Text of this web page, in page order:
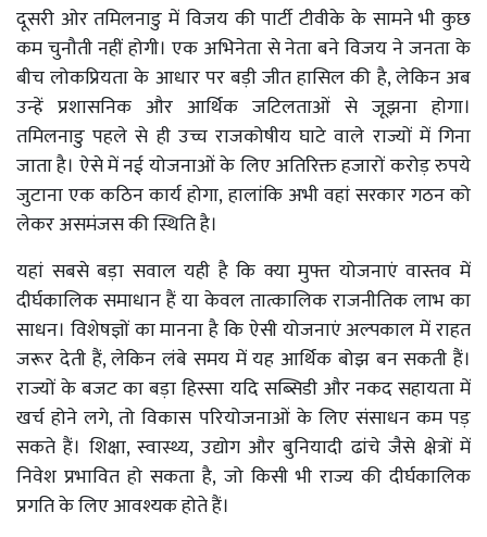
दूसरी ओर तमिलनाडु में विजय की पार्टी टीवीके के सामने भी कुछ
कम चुनौती नहीं होगी। एक अभिनेता से नेता बने विजय ने जनता के
बीच लोकप्रियता के आधार पर बड़ी जीत हासिल की है, लेकिन अब
उन्हें प्रशासनिक और आर्थिक जटिलताओं से जूझना होगा।
तमिलनाडु पहले से ही उच्च राजकोषीय घाटे वाले राज्यों में गिना
जाता है। ऐसे में नई योजनाओं के लिए अतिरिक्त हजारों करोड़ रुपये
जुटाना एक कठिन कार्य होगा, हालांकि अभी वहां सरकार गठन को
लेकर असमंजस की स्थिति है।
यहां सबसे बड़ा सवाल यही है कि क्या मुफ्त योजनाएं वास्तव में
दीर्घकालिक समाधान हैं या केवल तात्कालिक राजनीतिक लाभ का
साधन। विशेषज्ञों का मानना है कि ऐसी योजनाएं अल्पकाल में राहत
जरूर देती हैं, लेकिन लंबे समय में यह आर्थिक बोझ बन सकती हैं।
राज्यों के बजट का बड़ा हिस्सा यदि सब्सिडी और नकद सहायता में
खर्च होने लगे, तो विकास परियोजनाओं के लिए संसाधन कम पड़
सकते हैं। शिक्षा, स्वास्थ्य, उद्योग और बुनियादी ढांचे जैसे क्षेत्रों में
निवेश प्रभावित हो सकता है, जो किसी भी राज्य की दीर्घकालिक
प्रगति के लिए आवश्यक होते हैं।